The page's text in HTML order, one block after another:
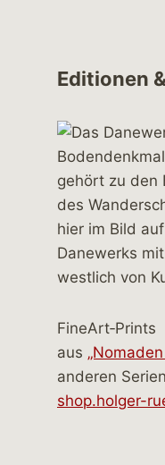
Editionen
FineArt‑Prints
aus
anderen
shop.holger-